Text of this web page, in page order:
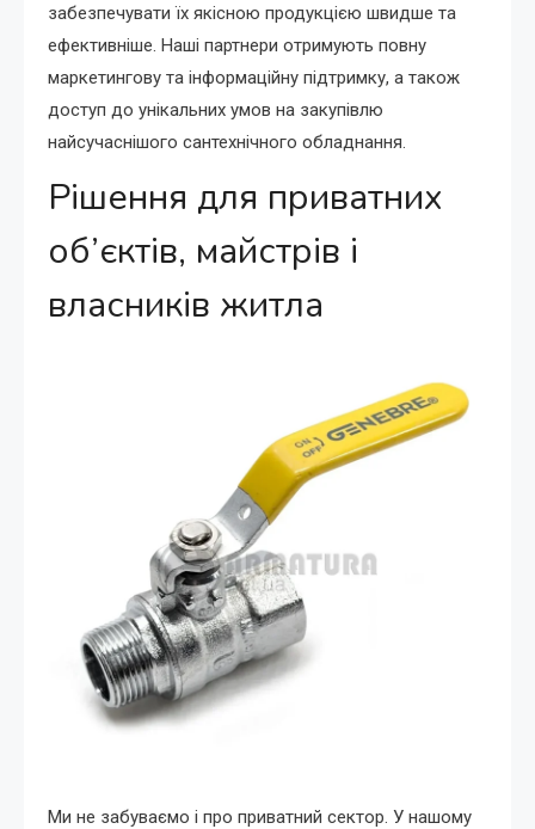
забезпечувати їх якісною продукцією швидше та
ефективніше. Наші партнери отримують повну
маркетингову та інформаційну підтримку, а також
доступ до унікальних умов на закупівлю
найсучаснішого сантехнічного обладнання.
Рішення для приватних
об’єктів, майстрів і
власників житла
Ми не забуваємо і про приватний сектор. У нашому